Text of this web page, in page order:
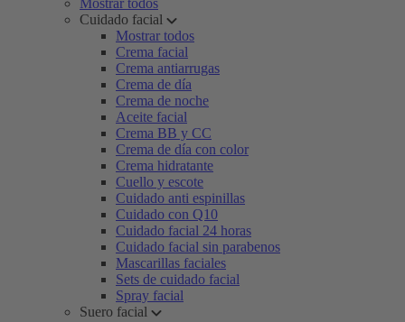
Mostrar todos
Cuidado facial
Mostrar todos
Crema facial
Crema antiarrugas
Crema de día
Crema de noche
Aceite facial
Crema BB y CC
Crema de día con color
Crema hidratante
Cuello y escote
Cuidado anti espinillas
Cuidado con Q10
Cuidado facial 24 horas
Cuidado facial sin parabenos
Mascarillas faciales
Sets de cuidado facial
Spray facial
Suero facial